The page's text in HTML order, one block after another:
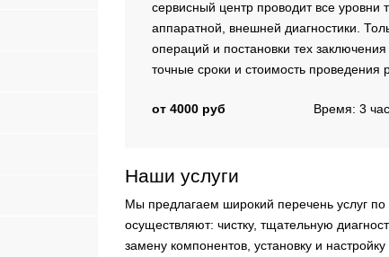
сервисный центр проводит все уровни
аппаратной, внешней диагностики.
операций и постановки тех
точные сроки и стоимость проведения
от 4000 руб Время: 3
Наши услуги
Мы предлагаем широкий перечень услуг
осуществляют: чистку, тщательную
замену компонентов, установку и